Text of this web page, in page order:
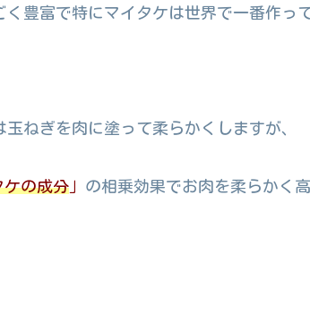
く豊富で特にマイタケは世界で一番作っ
玉ねぎを肉に塗って柔らかくしますが、
の成分 」 の相乗効果でお肉を柔らかく